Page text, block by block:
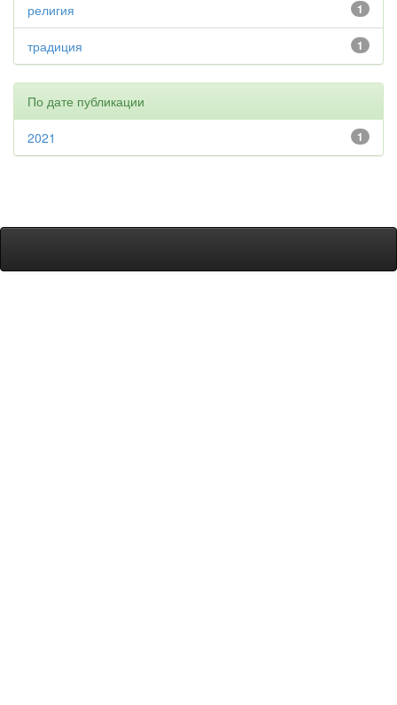
1
религия
1
традиция
По дате публикации
1
2021